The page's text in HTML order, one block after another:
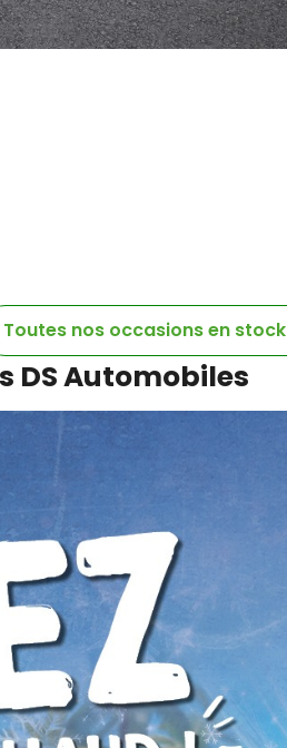
Toutes nos occasions en stock
DS Automobiles